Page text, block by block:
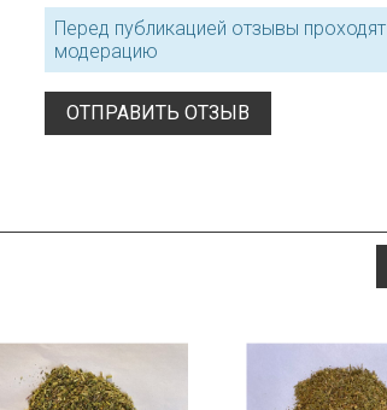
Перед публикацией отзывы проходят
модерацию